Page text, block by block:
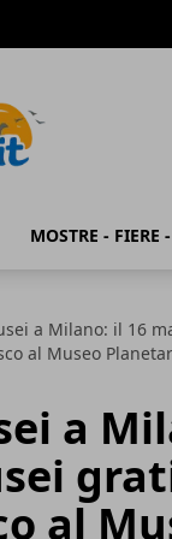
MOSTRE - FIERE
a Milano: il 16
al Museo
a
al